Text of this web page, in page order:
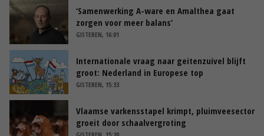
‘Samenwerking A-ware en Amalthea gaat
zorgen voor meer balans’
GISTEREN, 16:01
Internationale vraag naar geitenzuivel blijft
groot: Nederland in Europese top
GISTEREN, 15:33
Vlaamse varkensstapel krimpt, pluimveesector
groeit door schaalvergroting